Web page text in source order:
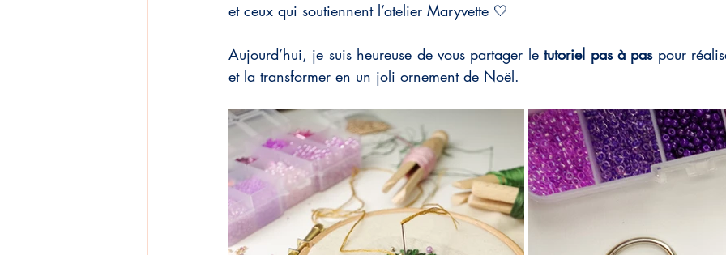
et ceux qui soutiennent l’atelier Maryvette 🤍
Aujourd’hui, je suis heureuse de vous partager le tutoriel pas à pas pour
et la transformer en un joli ornement de Noël.